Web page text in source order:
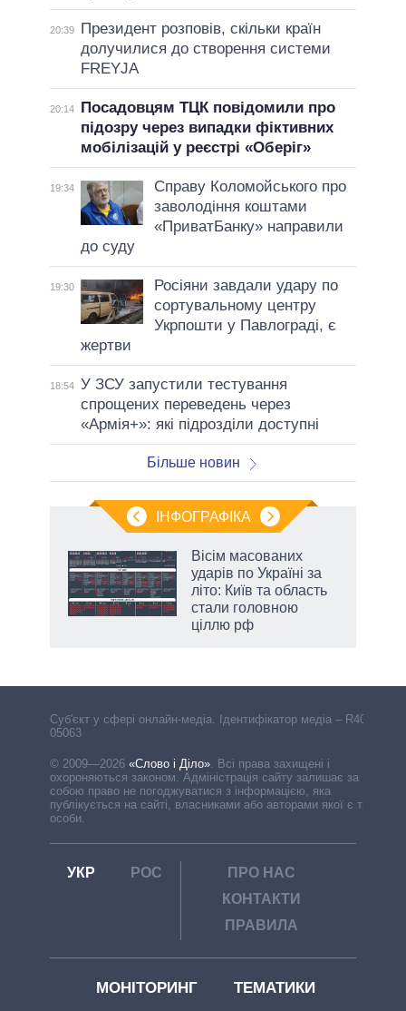
20:39
Президент розповів, скільки країн
долучилися до створення системи
FREYJA
20:14
Посадовцям ТЦК повідомили про
підозру через випадки фіктивних
мобілізацій у реєстрі «Оберіг»
19:34
Справу Коломойського про
заволодіння коштами
«ПриватБанку» направили
до суду
19:30
Росіяни завдали удару по
сортувальному центру
Укрпошти у Павлограді, є
жертви
18:54 У ЗСУ запустили тестування
спрощених переведень через
«Армія+»: які підрозділи доступні
Більше новин
ІНФОГРАФІКА
Вісім масованих
ударів по Україні за
літо: Київ та область
стали головною
ціллю рф
Cуб'єкт у сфері онлайн-медіа. Ідентифікатор медіа – R40-
05063
© 2009—2026 «Слово і Діло». Всі права захищені і
охороняються законом. Адміністрація сайту залишає за
собою право не погоджуватися з інформацією, яка
публікується на сайті, власниками або авторами якої є треті
особи.
УКР РОС
ПРО НАС
КОНТАКТИ
ПРАВИЛА
МОНІТОРИНГ ТЕМАТИКИ